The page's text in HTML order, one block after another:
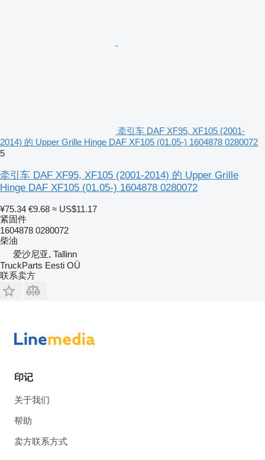
牵引车 DAF XF95, XF105 (2001-
2014) 的 Upper Grille Hinge DAF XF105 (01.05-) 1604878 0280072
5
牵引车 DAF XF95, XF105 (2001-2014) 的 Upper Grille
Hinge DAF XF105 (01.05-) 1604878 0280072
¥75.34 €9.68 ≈ US$11.17
紧固件
1604878 0280072
柴油
爱沙尼亚, Tallinn
TruckParts Eesti OÜ
联系卖方
印记
关于我们
帮助
卖方联系方式